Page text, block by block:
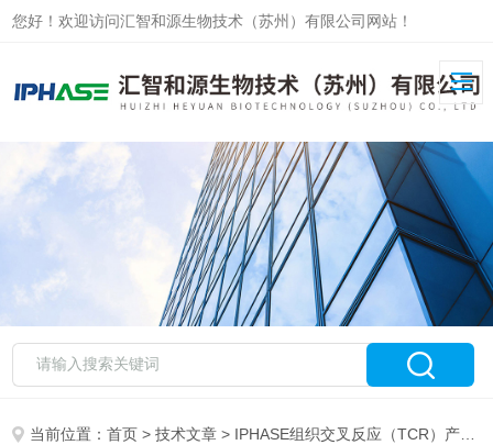
您好！欢迎访问汇智和源生物技术（苏州）有限公司网站！
当前位置：首页 >技术文章 > IPHASE组织交叉反应（TCR）产品整体解决方案